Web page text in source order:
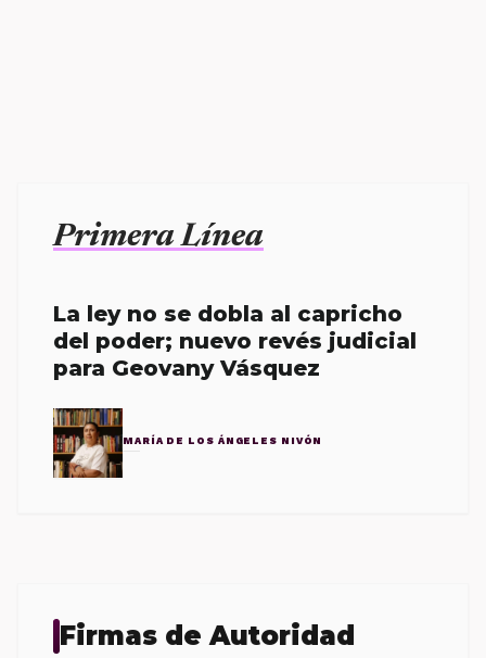
Primera Línea
La ley no se dobla al capricho
del poder; nuevo revés judicial
para Geovany Vásquez
MARÍA DE LOS ÁNGELES NIVÓN
Firmas de Autoridad